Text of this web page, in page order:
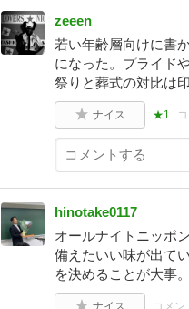
zeeen
若い年齢層向けに書
になった。プライド
祭りと葬式の対比は
ナイス ★1
hinotake0117
オールナイトニッポ
備えたいい味が出て
を決めることが大事
ナイス コメン